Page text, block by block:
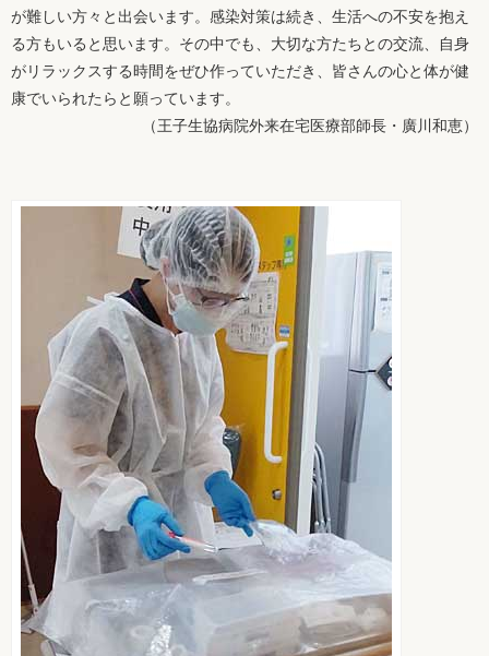
が難しい方々と出会います。感染対策は続き、生活への不安を抱え
る方もいると思います。その中でも、大切な方たちとの交流、自身
がリラックスする時間をぜひ作っていただき、皆さんの心と体が健
康でいられたらと願っています。
（王子生協病院外来在宅医療部師長・廣川和恵）